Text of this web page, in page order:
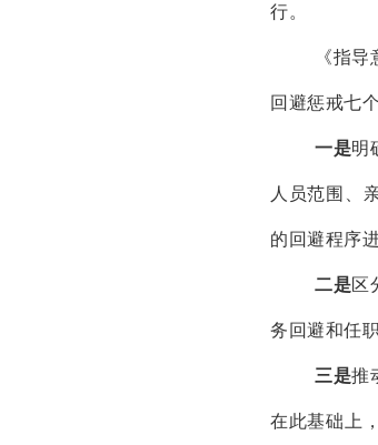
行。
《指
回避惩戒七
一是明
人员范围、
的回避程序
二是区
务回避和任
三是推
在此基础上